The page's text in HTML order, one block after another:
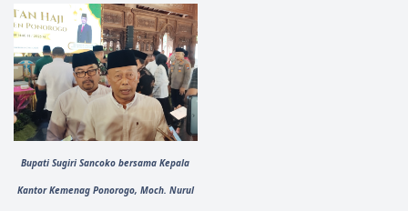
Bupati Sugiri Sancoko bersama Kepala
Kantor Kemenag Ponorogo, Moch. Nurul